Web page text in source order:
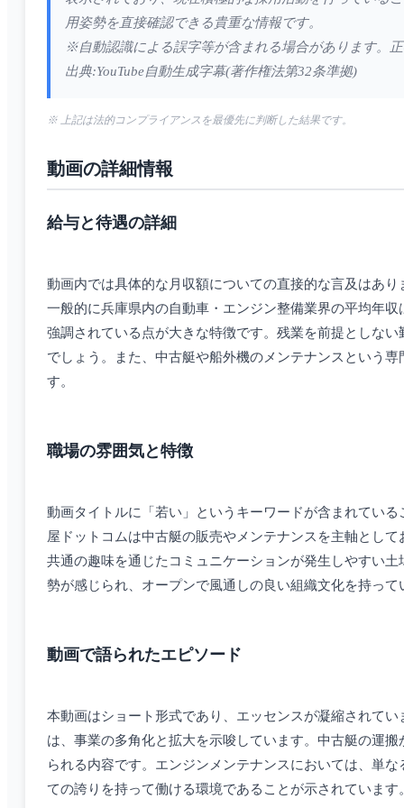
用姿勢を直接確認できる貴重な情報です。
※自動認識による誤字等が含まれる場合があります。
出典:YouTube自動生成字幕(著作権法第32条準拠)
※ 上記は法的コンプライアンスを最優先に判断した結果です。
動画の詳細情報
給与と待遇の詳細
動画内では具体的な月収額についての直接的な言及はあ
一般的に兵庫県内の自動車・エンジン整備業界の平均年
強調されている点が大きな特徴です。残業を前提としな
でしょう。また、中古艇や船外機のメンテナンスという
す。
職場の雰囲気と特徴
動画タイトルに「若い」というキーワードが含まれてい
屋ドットコムは中古艇の販売やメンテナンスを主軸とし
共通の趣味を通じたコミュニケーションが発生しやすい
勢が感じられ、オープンで風通しの良い組織文化を持って
動画で語られたエピソード
本動画はショート形式であり、エッセンスが凝縮されて
は、事業の多角化と拡大を示唆しています。中古艇の運
られる内容です。エンジンメンテナンスにおいては、単
ての誇りを持って働ける環境であることが示されています